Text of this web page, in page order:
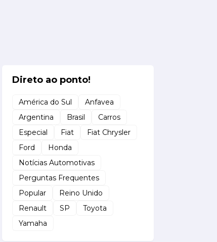
Direto ao ponto!
América do Sul
Anfavea
Argentina
Brasil
Carros
Especial
Fiat
Fiat Chrysler
Ford
Honda
Notícias Automotivas
Perguntas Frequentes
Popular
Reino Unido
Renault
SP
Toyota
Yamaha